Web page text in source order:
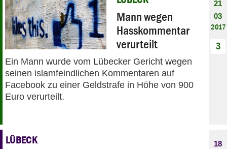
Mann wegen
Hasskommentar
verurteilt
Ein Mann wurde vom Lübecker Gericht wegen
seinen islamfeindlichen Kommentaren auf
Facebook zu einer Geldstrafe in Höhe von 900
Euro verurteilt.
21
03
2017
3
LÜBECK
18